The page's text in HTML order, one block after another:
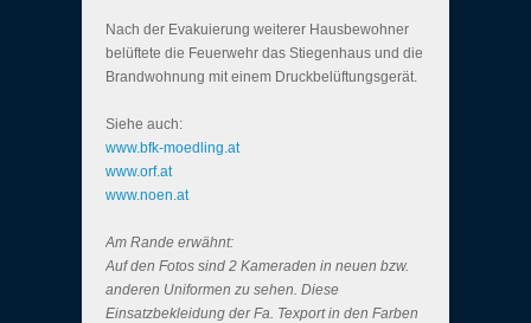
Nach der Evakuierung weiterer Hausbewohner
belüftete die Feuerwehr das Stiegenhaus und die
Brandwohnung mit einem Druckbelüftungsgerät.
Siehe auch:
www.bfk-moedling.at
www.orf.at
www.noen.at
Am Rande erwähnt:
Auf den Fotos sind 2 Kameraden in neuen bzw.
anderen Uniformen zu sehen. Diese
Einsatzbekleidung der Fa. Texport in den Farben